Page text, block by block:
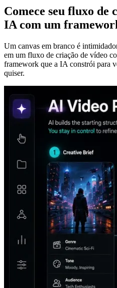
Comece seu fluxo de
IA com um
Um canvas em branco é
em um fluxo de criação de vídeo
framework que a IA constrói para
quiser.